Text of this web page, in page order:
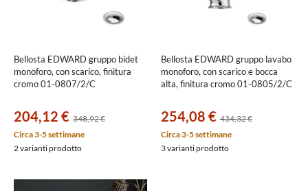
Bellosta EDWARD gruppo bidet
monoforo, con scarico, finitura
cromo 01-0807/2/C
204,12 € 348,92 €
Circa 3-5 settimane
2 varianti prodotto
Bellosta EDWARD gruppo lavabo
monoforo, con scarico e bocca
alta, finitura cromo 01-0805/2/C
254,08 € 434,32 €
Circa 3-5 settimane
3 varianti prodotto